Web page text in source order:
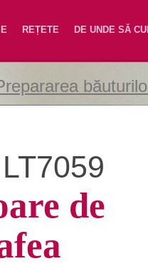
REȚETE DE UNDE SĂ
LT7059
de